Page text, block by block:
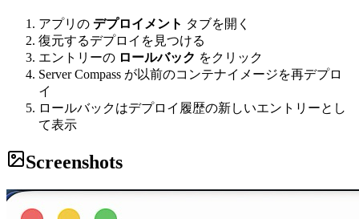
アプリの デプロイメント タブを開く
復元するデプロイを見つける
エントリーの ロールバック をクリック
Server Compass が以前のコンテナイメージを再デプロ
イ
ロールバックはデプロイ履歴の新しいエントリーとし
て表示
Screenshots